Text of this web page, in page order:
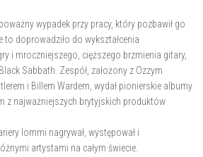
wypadek przy pracy, który pozbawił go
doprowadziło do wykształcenia
i mroczniejszego, cięższego brzmienia gitary,
Sabbath. Zespół, założony z Ozzym
i Billem Wardem, wydał pionierskie albumy
z najważniejszych brytyjskich produktów
Iommi nagrywał, występował i
artystami na całym świecie.